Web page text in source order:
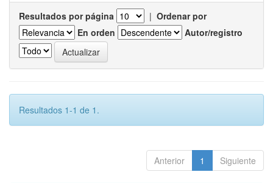
Resultados por página | Ordenar por
En orden
Autor/registro
Resultados 1-1 de 1.
Anterior 1 Siguiente